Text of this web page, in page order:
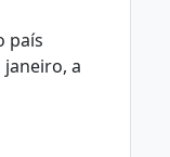
país
janeiro, a